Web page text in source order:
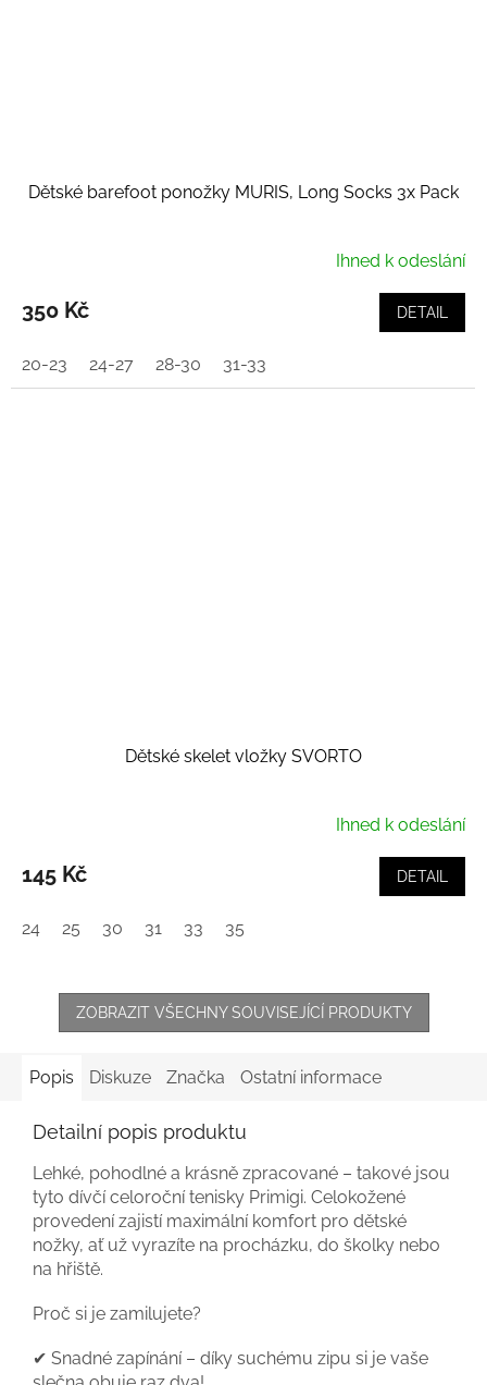
Dětské barefoot ponožky MURIS, Long Socks 3x Pack
Ihned k odeslání
350 Kč DETAIL
20-23 24-27 28-30 31-33
Dětské skelet vložky SVORTO
Ihned k odeslání
145 Kč DETAIL
24 25 30 31 33 35
ZOBRAZIT VŠECHNY SOUVISEJÍCÍ PRODUKTY
Popis Diskuze Značka Ostatní informace
Detailní popis produktu
Lehké, pohodlné a krásně zpracované – takové jsou
tyto dívčí celoroční tenisky Primigi. Celokožené
provedení zajistí maximální komfort pro dětské
nožky, ať už vyrazíte na procházku, do školky nebo
na hřiště.
Proč si je zamilujete?
✔ Snadné zapínání – díky suchému zipu si je vaše